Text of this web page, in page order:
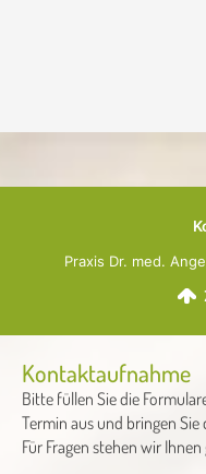
Praxis Dr. med.
Kontaktaufnahme
Bitte füllen Sie die
Termin aus und bringen Sie
Für Fragen stehen wir